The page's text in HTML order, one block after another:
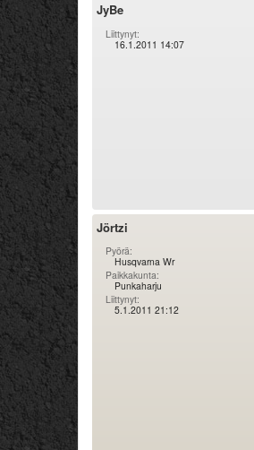
JyBe
Liittynyt:
16.1.2011 14:07
Jörtzi
Pyörä:
Husqvarna Wr
Paikkakunta:
Punkaharju
Liittynyt:
5.1.2011 21:12